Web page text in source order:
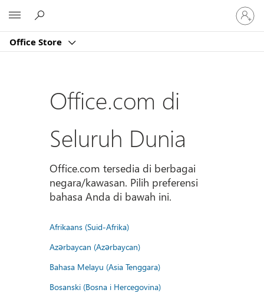
Office Store
Masuk
ke
akun
Office.com di
Seluruh Dunia
Office.com tersedia di berbagai
negara/kawasan. Pilih preferensi
bahasa Anda di bawah ini.
Afrikaans (Suid-Afrika)
Azərbaycan (Azərbaycan)
Bahasa Melayu (Asia Tenggara)
Bosanski (Bosna i Hercegovina)